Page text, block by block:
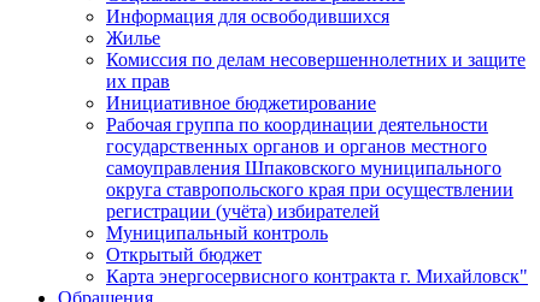
Информация для освободившихся
Жилье
Комиссия по делам несовершеннолетних и защите
их прав
Инициативное бюджетирование
Рабочая группа по координации деятельности
государственных органов и органов местного
самоуправления Шпаковского муниципального
округа ставропольского края при осуществлении
регистрации (учёта) избирателей
Муниципальный контроль
Открытый бюджет
Карта энергосервисного контракта г. Михайловск"